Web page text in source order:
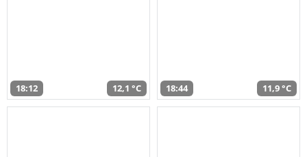
18:12 12,1 °C 18:44 11,9 °C